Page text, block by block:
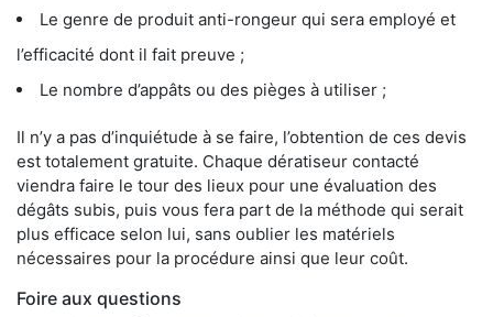
Le genre de produit anti-rongeur qui sera employé et
l’efficacité dont il fait preuve ;
Le nombre d’appâts ou des pièges à utiliser ;
Il n’y a pas d’inquiétude à se faire, l’obtention de ces devis
est totalement gratuite. Chaque dératiseur contacté
viendra faire le tour des lieux pour une évaluation des
dégâts subis, puis vous fera part de la méthode qui serait
plus efficace selon lui, sans oublier les matériels
nécessaires pour la procédure ainsi que leur coût.
Foire aux questions